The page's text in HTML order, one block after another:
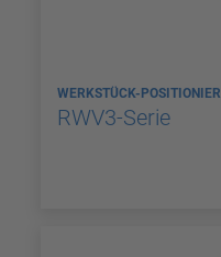
WERKSTÜCK-
RWV3-Serie